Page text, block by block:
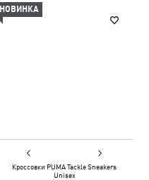
НОВИНКА
Кроссовки PUMA Tackle Sneakers
Unisex